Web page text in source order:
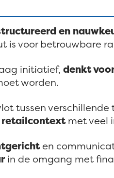
en
is voor betrouwbare
initiatief, denkt
worden.
tussen
retailcontextmet veel
en
in de omgang met